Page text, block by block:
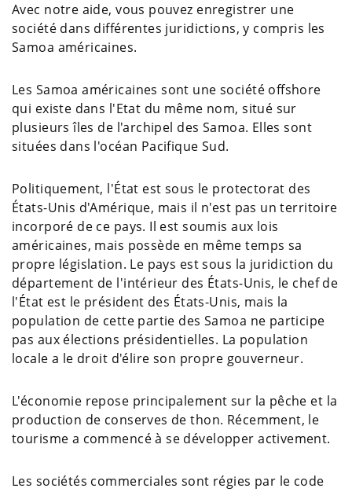
Avec notre aide, vous pouvez enregistrer une
société dans différentes juridictions, y compris les
Samoa américaines.
Les Samoa américaines sont une société offshore
qui existe dans l'Etat du même nom, situé sur
plusieurs îles de l'archipel des Samoa. Elles sont
situées dans l'océan Pacifique Sud.
Politiquement, l'État est sous le protectorat des
États-Unis d'Amérique, mais il n'est pas un territoire
incorporé de ce pays. Il est soumis aux lois
américaines, mais possède en même temps sa
propre législation. Le pays est sous la juridiction du
département de l'intérieur des États-Unis, le chef de
l'État est le président des États-Unis, mais la
population de cette partie des Samoa ne participe
pas aux élections présidentielles. La population
locale a le droit d'élire son propre gouverneur.
L'économie repose principalement sur la pêche et la
production de conserves de thon. Récemment, le
tourisme a commencé à se développer activement.
Les sociétés commerciales sont régies par le code